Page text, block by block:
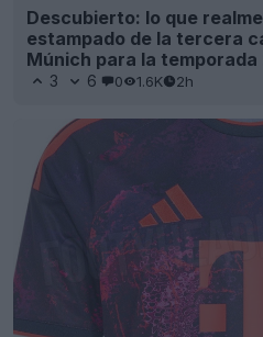
Descubierto: lo que
estampado de la tercera
Múnich para la temporada
3 6 0 1.6K 2h